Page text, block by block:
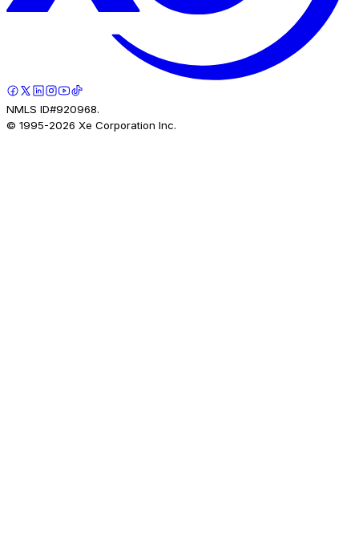
NMLS ID#920968.
© 1995-2026 Xe Corporation Inc.